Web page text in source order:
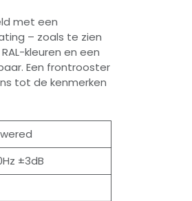
met een
– zoals te zien
kleuren en een
Een frontrooster
tot de kenmerken
±3dB